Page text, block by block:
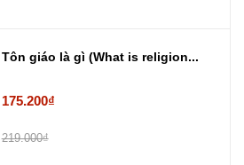
Tôn giáo là gì (What is religion...
175.200₫
219.000₫